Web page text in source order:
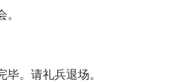
。请礼兵退场。